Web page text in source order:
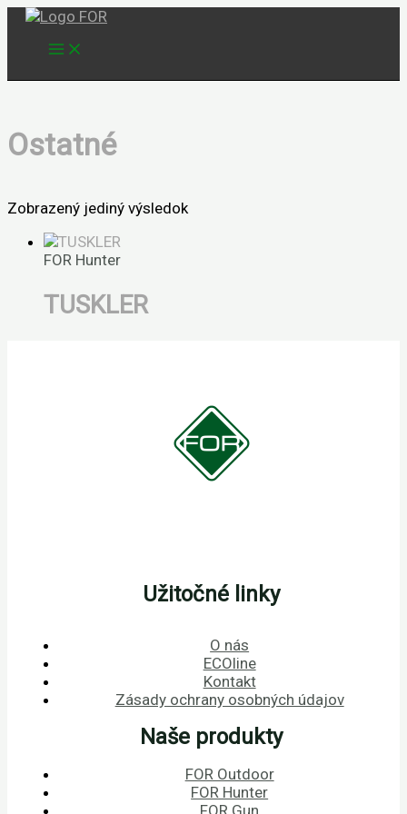
Preskočiť
Ostatné
Zobrazený jediný výsledok
FOR Hunter
TUSKLER
Užitočné linky
O nás
ECOline
Kontakt
Zásady ochrany osobných údajov
Naše produkty
FOR Outdoor
FOR Hunter
FOR Gun